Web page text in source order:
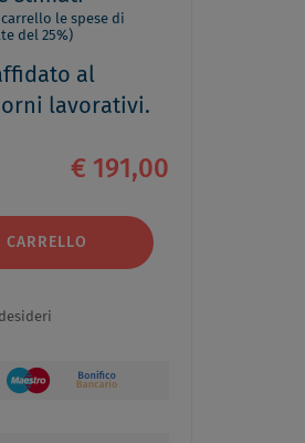
le spese di
del 25%)
al
lavorativi.
€ 191,00